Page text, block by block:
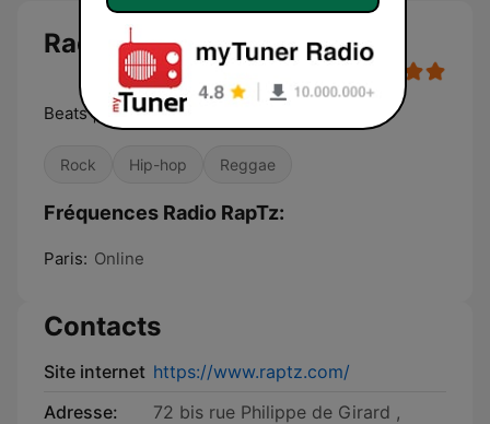
Radio RapTz
Beats | Media | Culture
Rock Hip-hop Reggae
Fréquences Radio RapTz:
Paris: Online
Contacts
Site internet https://www.raptz.com/
Adresse:
72 bis rue Philippe de Girard ,